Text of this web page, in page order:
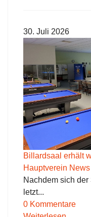
30. Juli 2026
Billardsaal erhält
Hauptverein News
Nachdem sich
letzt...
0 Kommentare